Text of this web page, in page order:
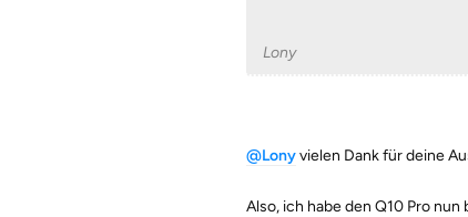
Lony
@Lonyvielen Dank für deine
Also, ich habe den Q10 Pro